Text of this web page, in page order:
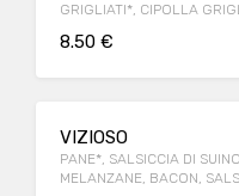
GRIGLIATI*, CIPOLLA
8.50 €
VIZIOSO
PANE*, SALSICCIA DI
MELANZANE, BACON,